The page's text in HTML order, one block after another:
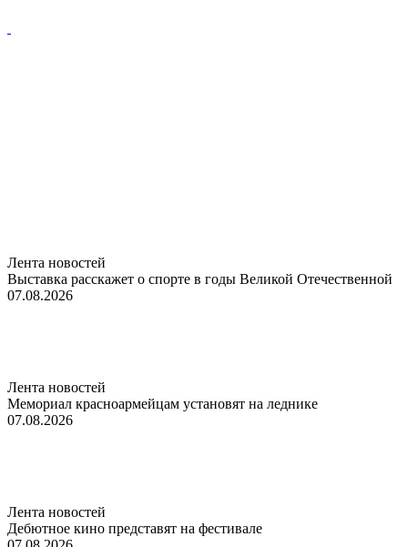
Лента новостей
Выставка расскажет о спорте в годы Великой Отечественной
07.08.2026
Лента новостей
Мемориал красноармейцам установят на леднике
07.08.2026
Лента новостей
Дебютное кино представят на фестивале